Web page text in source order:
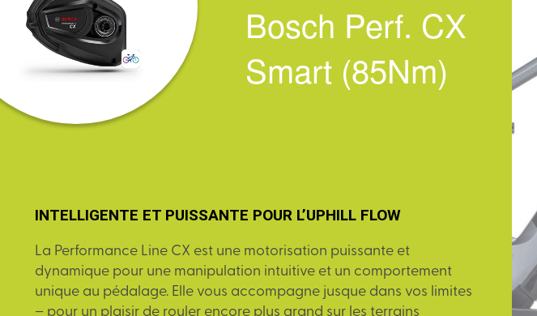
Bosch Perf. CX
Smart (85Nm)
INTELLIGENTE ET PUISSANTE POUR L’UPHILL FLOW
La Performance Line CX est une motorisation puissante et
dynamique pour une manipulation intuitive et un comportement
unique au pédalage. Elle vous accompagne jusque dans vos limites
– pour un plaisir de rouler encore plus grand sur les terrains